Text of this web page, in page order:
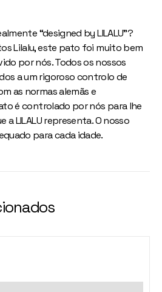
“designed by LILALU”?
Lilalu, este pato foi muito bem
por nós. Todos os nossos
a um rigoroso controlo de
as normas alemãs e
é controlado por nós para lhe
a LILALU representa. O nosso
para cada idade.